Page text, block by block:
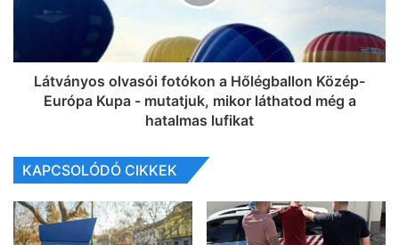
Látványos olvasói fotókon a Hőlégballon Közép-
Európa Kupa - mutatjuk, mikor láthatod még a
hatalmas lufikat
KAPCSOLÓDÓ CIKKEK